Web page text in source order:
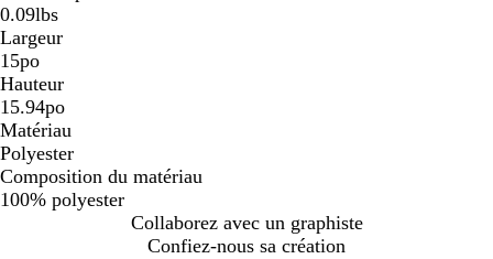
0.09lbs
Largeur
15po
Hauteur
15.94po
Matériau
Polyester
Composition du matériau
100% polyester
Collaborez avec un graphiste
Confiez-nous sa création